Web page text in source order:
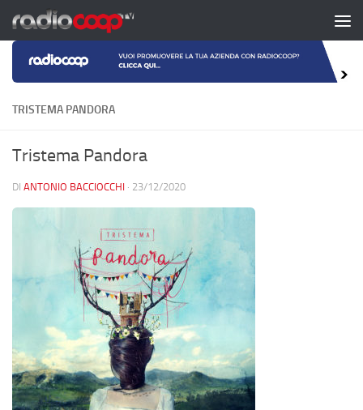
Salta al contenuto
TRISTEMA PANDORA
Tristema Pandora
DI ANTONIO BACCIOCCHI · 23/12/2020